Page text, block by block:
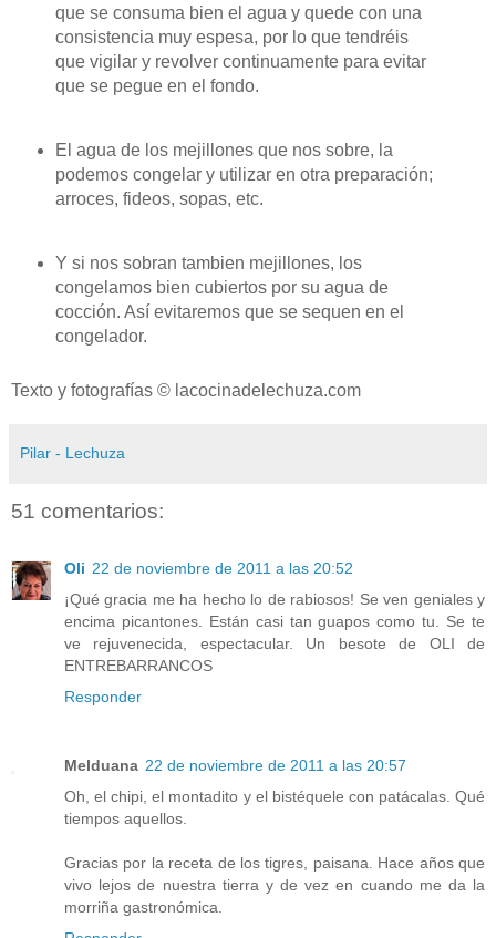
que se consuma bien el agua y quede con una
consistencia muy espesa, por lo que tendréis
que vigilar y revolver continuamente para evitar
que se pegue en el fondo.
El agua de los mejillones que nos sobre, la
podemos congelar y utilizar en otra preparación;
arroces, fideos, sopas, etc.
Y si nos sobran tambien mejillones, los
congelamos bien cubiertos por su agua de
cocción. Así evitaremos que se sequen en el
congelador.
Texto y fotografías © lacocinadelechuza.com
Pilar - Lechuza
51 comentarios:
Oli 22 de noviembre de 2011 a las 20:52
¡Qué gracia me ha hecho lo de rabiosos! Se ven geniales y
encima picantones. Están casi tan guapos como tu. Se te
ve rejuvenecida, espectacular. Un besote de OLI de
ENTREBARRANCOS
Responder
Melduana 22 de noviembre de 2011 a las 20:57
Oh, el chipi, el montadito y el bistéquele con patácalas. Qué
tiempos aquellos.
Gracias por la receta de los tigres, paisana. Hace años que
vivo lejos de nuestra tierra y de vez en cuando me da la
morriña gastronómica.